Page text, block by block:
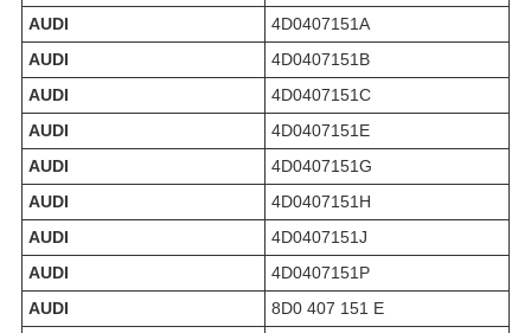
AUDI
4D0407151A
AUDI
4D0407151B
AUDI
4D0407151C
AUDI
4D0407151E
AUDI
4D0407151G
AUDI
4D0407151H
AUDI
4D0407151J
AUDI
4D0407151P
AUDI
8D0 407 151 E